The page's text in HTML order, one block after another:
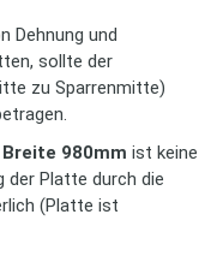
Dehnung und
sollte der
zu Sparrenmitte)
980mm ist keine
Platte durch die
(Platte ist